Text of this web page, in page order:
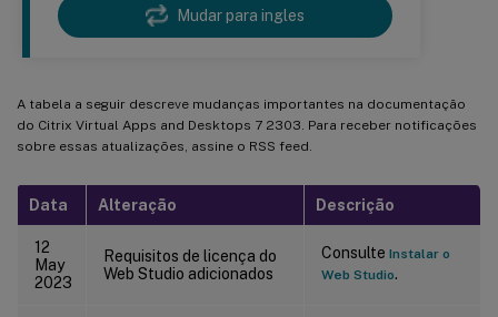
Mudar para ingles
A tabela a seguir descreve mudanças importantes na documentação
do Citrix Virtual Apps and Desktops 7 2303. Para receber notificações
sobre essas atualizações, assine o RSS feed.
Data Alteração Descrição
12
May
2023
Requisitos de licença do
Web Studio adicionados
Consulte Instalar o
Web Studio.